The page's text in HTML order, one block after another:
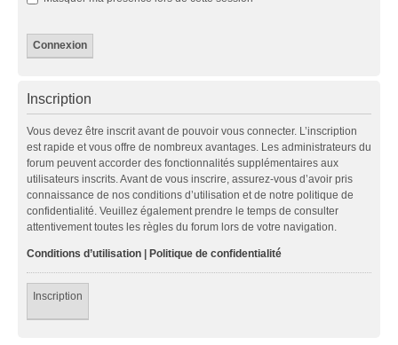
Inscription
Vous devez être inscrit avant de pouvoir vous connecter. L’inscription
est rapide et vous offre de nombreux avantages. Les administrateurs du
forum peuvent accorder des fonctionnalités supplémentaires aux
utilisateurs inscrits. Avant de vous inscrire, assurez-vous d’avoir pris
connaissance de nos conditions d’utilisation et de notre politique de
confidentialité. Veuillez également prendre le temps de consulter
attentivement toutes les règles du forum lors de votre navigation.
Conditions d’utilisation | Politique de confidentialité
Inscription